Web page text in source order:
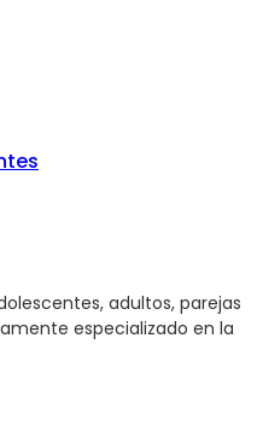
adultos, parejas
especializado en la